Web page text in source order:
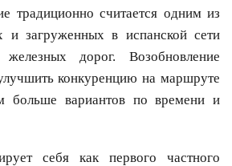
традиционно считается одним из
и загруженных в испанской сети
железных дорог. Возобновление
конкуренцию на маршруте
больше вариантов по времени и
себя как первого частного